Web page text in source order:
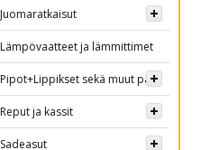
Juomaratkaisut
Lämpövaatteet ja lämmittimet
Pipot+Lippikset sekä muut päähineet
Reput ja kassit
Sadeasut